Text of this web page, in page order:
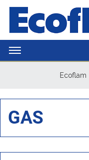
Ecoflam
GAS